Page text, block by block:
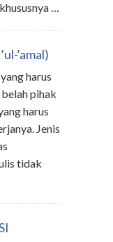
…
’amal)
harus
pihak
harus
Jenis
tidak